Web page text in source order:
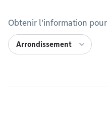
Obtenir l'information pour
Arrondissement